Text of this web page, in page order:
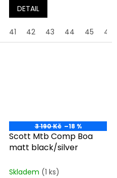
DETAIL
41 42 43 44 45 46
3 190 Kč –18 %
Scott Mtb Comp Boa
matt black/silver
Skladem (1 ks)